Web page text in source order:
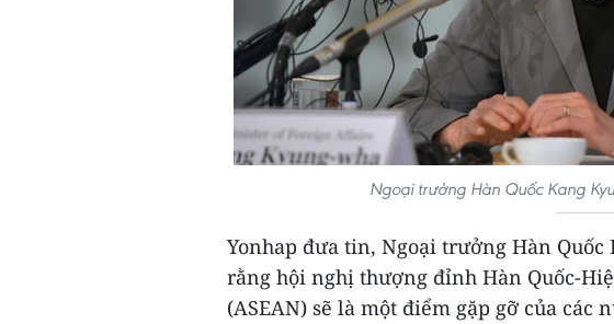
Ngoại trưởng Hàn Quốc Kang
Yonhap đưa tin, Ngoại trưởng Hàn Quốc
rằng hội nghị thượng đỉnh Hàn Quốc-
(ASEAN) sẽ là một điểm gặp gỡ của các